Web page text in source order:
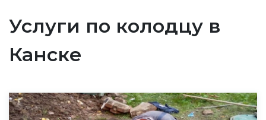
Услуги по колодцу в
Канске